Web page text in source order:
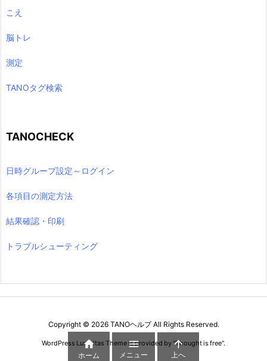
こえ
脳トレ
測定
TANOタグ検索
TANOCHECK
日時グループ設定～ログイン
各項目の測定方法
結果確認・印刷
トラブルシューティング
Copyright © 2026 TANOヘルプAll Rights Reserved.
WordPress Luxeritas Theme is provided by "Thought is free".

ホーム

メニュー

上へ